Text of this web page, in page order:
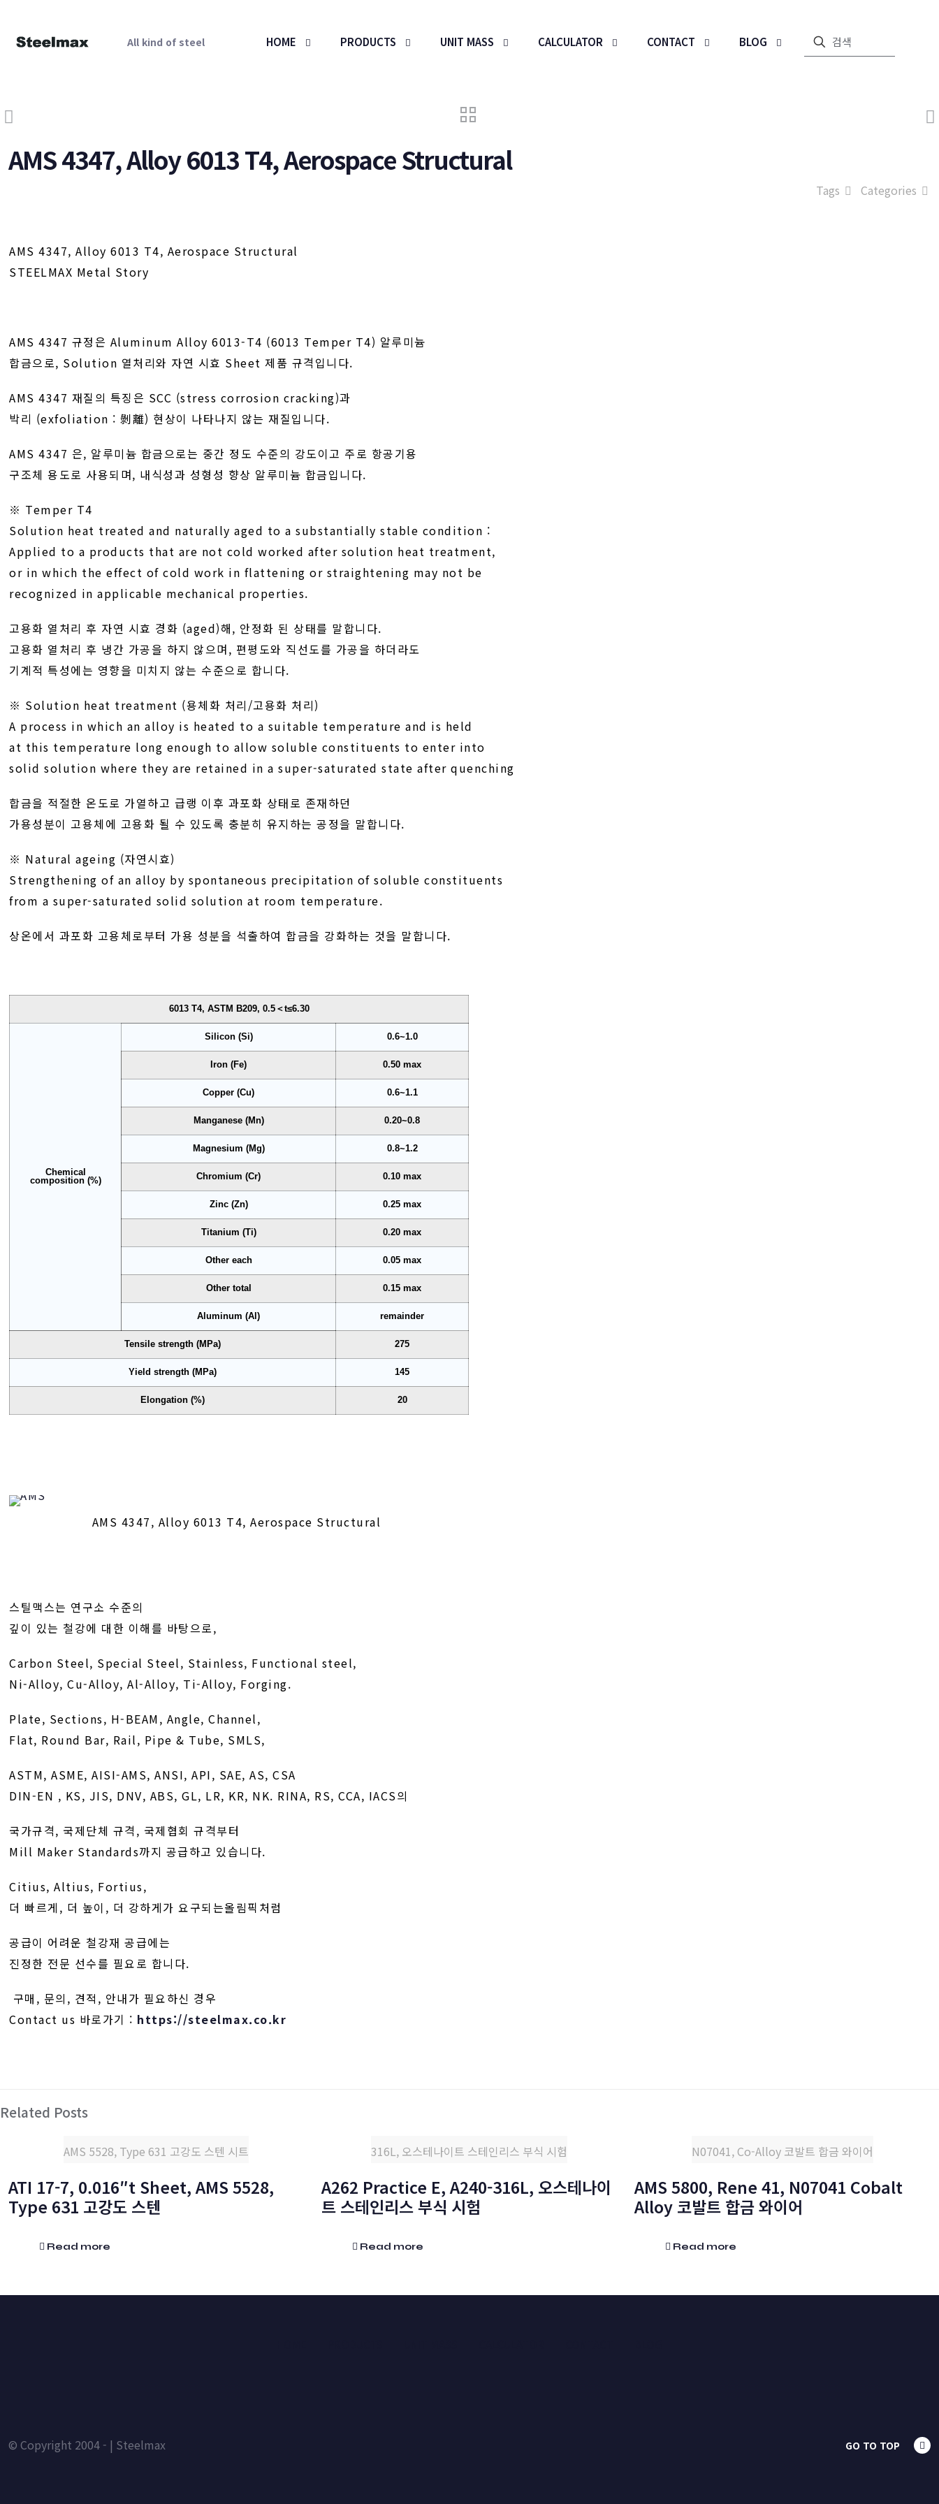
All kind of steel HOME PRODUCTS UNIT MASS CALCULATOR CONTACT BLOG
AMS 4347, Alloy 6013 T4, Aerospace Structural
Categories
Tags
AMS 4347, Alloy 6013 T4, Aerospace Structural
STEELMAX Metal Story
AMS 4347 규정은 Aluminum Alloy 6013-T4 (6013 Temper T4) 알루미늄
합금으로, Solution 열처리와 자연 시효 Sheet 제품 규격입니다.
AMS 4347 재질의 특징은 SCC (stress corrosion cracking)과
박리 (exfoliation : 剝離) 현상이 나타나지 않는 재질입니다.
AMS 4347 은, 알루미늄 합금으로는 중간 정도 수준의 강도이고 주로 항공기용
구조체 용도로 사용되며, 내식성과 성형성 향상 알루미늄 합금입니다.
※ Temper T4
Solution heat treated and naturally aged to a substantially stable condition :
Applied to a products that are not cold worked after solution heat treatment,
or in which the effect of cold work in flattening or straightening may not be
recognized in applicable mechanical properties.
고용화 열처리 후 자연 시효 경화 (aged)해, 안정화 된 상태를 말합니다.
고용화 열처리 후 냉간 가공을 하지 않으며, 편평도와 직선도를 가공을 하더라도
기계적 특성에는 영향을 미치지 않는 수준으로 합니다.
※ Solution heat treatment (용체화 처리/고용화 처리)
A process in which an alloy is heated to a suitable temperature and is held
at this temperature long enough to allow soluble constituents to enter into
solid solution where they are retained in a super-saturated state after quenching
합금을 적절한 온도로 가열하고 급랭 이후 과포화 상태로 존재하던
가용성분이 고용체에 고용화 될 수 있도록 충분히 유지하는 공정을 말합니다.
※ Natural ageing (자연시효)
Strengthening of an alloy by spontaneous precipitation of soluble constituents
from a super-saturated solid solution at room temperature.
상온에서 과포화 고용체로부터 가용 성분을 석출하여 합금을 강화하는 것을 말합니다.
6013 T4, ASTM B209, 0.5＜t≤6.30
Chemical
composition (%)
Silicon (Si) 0.6~1.0
Iron (Fe) 0.50 max
Copper (Cu) 0.6~1.1
Manganese (Mn) 0.20~0.8
Magnesium (Mg) 0.8~1.2
Chromium (Cr) 0.10 max
Zinc (Zn) 0.25 max
Titanium (Ti) 0.20 max
Other each 0.05 max
Other total 0.15 max
Aluminum (Al) remainder
Tensile strength (MPa) 275
Yield strength (MPa) 145
Elongation (%) 20
AMS 4347, Alloy 6013 T4, Aerospace Structural
스틸맥스는 연구소 수준의
깊이 있는 철강에 대한 이해를 바탕으로,
Carbon Steel, Special Steel, Stainless, Functional steel,
Ni-Alloy, Cu-Alloy, Al-Alloy, Ti-Alloy, Forging.
Plate, Sections, H-BEAM, Angle, Channel,
Flat, Round Bar, Rail, Pipe & Tube, SMLS,
ASTM, ASME, AISI-AMS, ANSI, API, SAE, AS, CSA
DIN-EN , KS, JIS, DNV, ABS, GL, LR, KR, NK. RINA, RS, CCA, IACS의
국가규격, 국제단체 규격, 국제협회 규격부터
Mill Maker Standards까지 공급하고 있습니다.
Citius, Altius, Fortius,
더 빠르게, 더 높이, 더 강하게가 요구되는올림픽처럼
공급이 어려운 철강재 공급에는
진정한 전문 선수를 필요로 합니다.
구매, 문의, 견적, 안내가 필요하신 경우
Contact us 바로가기 : https://steelmax.co.kr
Related Posts
AMS 5528, Type 631 고강도 스텐 시트
ATI 17-7, 0.016″t Sheet, AMS 5528,
Type 631 고강도 스텐
Read more
316L, 오스테나이트 스테인리스 부식 시험
A262 Practice E, A240-316L, 오스테나이
트 스테인리스 부식 시험
Read more
N07041, Co-Alloy 코발트 합금 와이어
AMS 5800, Rene 41, N07041 Cobalt
Alloy 코발트 합금 와이어
Read more
© Copyright 2004 - | Steelmax GO TO TOP